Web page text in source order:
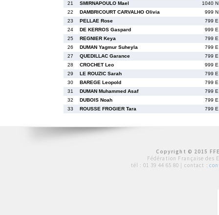
21
SMIRNAPOULO Mael
1040 N
22
DAMBRICOURT CARVALHO Olivia
999 N
23
PELLAE Rose
799 E
24
DE KERROS Gaspard
999 E
25
REGNIER Keya
799 E
26
DUMAN Yagmur Suheyla
799 E
27
QUEDILLAC Garance
799 E
28
CROCHET Leo
999 E
29
LE ROUZIC Sarah
799 E
30
BAREGE Leopold
799 E
31
DUMAN Muhammed Asaf
799 E
32
DUBOIS Noah
799 E
33
ROUSSE FROGIER Tara 799 E
Copyright © 2015
Fédération Française des
tél : 01 39 44 65 80 | contact :